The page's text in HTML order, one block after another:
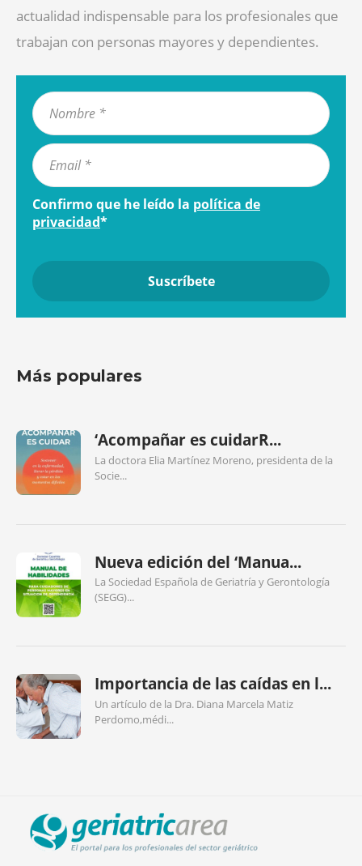
actualidad indispensable para los profesionales que
trabajan con personas mayores y dependientes.
Confirmo que he leído la política de
privacidad*
Más populares
‘Acompañar es cuidarR...
La doctora Elia Martínez Moreno, presidenta de la
Socie...
Nueva edición del ‘Manua...
La Sociedad Española de Geriatría y Gerontología
(SEGG)...
Importancia de las caídas en l...
Un artículo de la Dra. Diana Marcela Matiz
Perdomo,médi...